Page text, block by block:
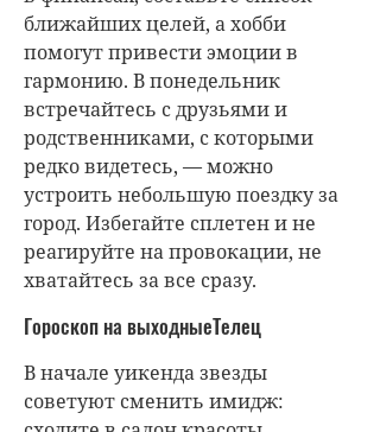
ближайших целей, а хобби
помогут привести эмоции в
гармонию. В понедельник
встречайтесь с друзьями и
родственниками, с которыми
редко видетесь, — можно
устроить небольшую поездку за
город. Избегайте сплетен и не
реагируйте на провокации, не
хватайтесь за все сразу.
Гороскоп на выходныеТелец
В начале уикенда звезды
советуют сменить имидж: